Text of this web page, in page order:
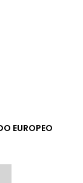
EUROPEO